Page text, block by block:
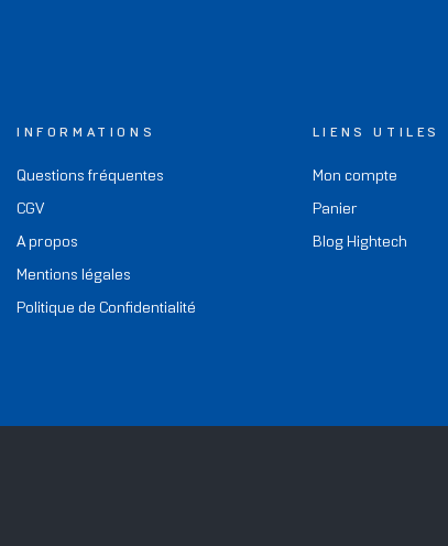
INFORMATIONS
Questions fréquentes
CGV
A propos
Mentions légales
Politique de Confidentialité
LIENS UTILES
Mon compte
Panier
Blog Hightech